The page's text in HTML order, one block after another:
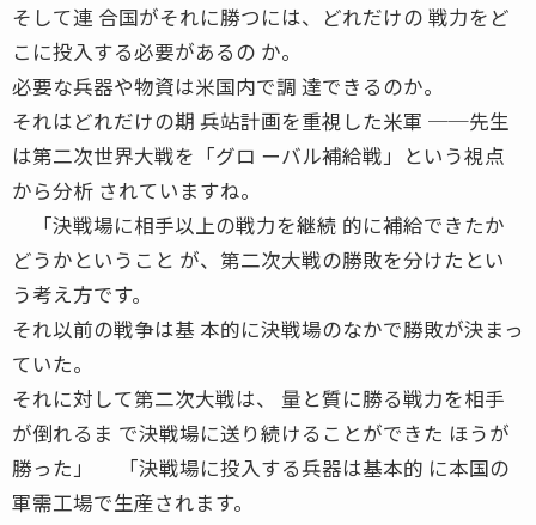
そして連 合国がそれに勝つには、どれだけの 戦力をど
こに投入する必要があるの か。
必要な兵器や物資は米国内で調 達できるのか。
それはどれだけの期 兵站計画を重視した米軍 ──先生
は第二次世界大戦を「グロ ーバル補給戦」という視点
から分析 されていますね。
「決戦場に相手以上の戦力を継続 的に補給できたか
どうかということ が、第二次大戦の勝敗を分けたとい
う考え方です。
それ以前の戦争は基 本的に決戦場のなかで勝敗が決まっ
ていた。
それに対して第二次大戦は、 量と質に勝る戦力を相手
が倒れるま で決戦場に送り続けることができた ほうが
勝った」 「決戦場に投入する兵器は基本的 に本国の
軍需工場で生産されます。